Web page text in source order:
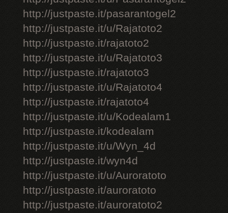
http://justpaste.it/pasarantogel2
http://justpaste.it/u/Rajatoto2
http://justpaste.it/rajatoto2
http://justpaste.it/u/Rajatoto3
http://justpaste.it/rajatoto3
http://justpaste.it/u/Rajatoto4
http://justpaste.it/rajatoto4
http://justpaste.it/u/Kodealam1
http://justpaste.it/kodealam
http://justpaste.it/u/Wyn_4d
http://justpaste.it/wyn4d
http://justpaste.it/u/Auroratoto
http://justpaste.it/auroratoto
http://justpaste.it/auroratoto2